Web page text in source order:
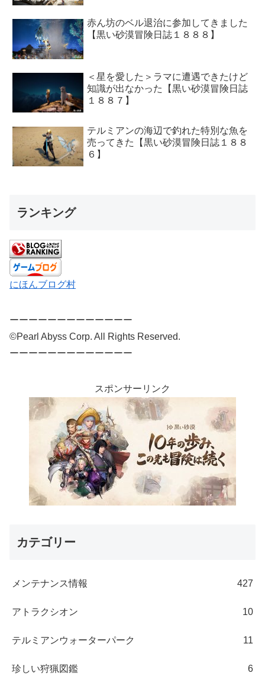
赤ん坊のベル退治に参加してきました
【黒い砂漠冒険日誌１８８８】
＜星を愛した＞ラマに遭遇できたけど
知識が出なかった【黒い砂漠冒険日誌
１８８７】
テルミアンの海辺で釣れた特別な魚を
売ってきた【黒い砂漠冒険日誌１８８
６】
ランキング
にほんブログ村
ーーーーーーーーーーーーー
©Pearl Abyss Corp. All Rights Reserved.
ーーーーーーーーーーーーー
スポンサーリンク
カテゴリー
メンテナンス情報 427
アトラクシオン 10
テルミアンウォーターパーク 11
珍しい狩猟図鑑 6